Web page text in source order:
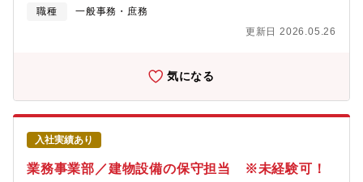
た、業務については先輩が丁寧にひとつずつサポートするので自
境を目指しています】◎フレックスタイム制で、社員それぞれの
務システムが19時にシャットダウンするため、ほとんどの社員は
その時間までに退社しています。◎入退室時のチェックシステム
に加えてPCログの確認もしているため、過度な残業やサービス残
業が発生しないよう労務管理に気を配っています。
職種
一般事務・庶務
更新日 2026.05.26
気になる
入社実績あり
業務事業部／建物設備の保守担当 ※未経験可！